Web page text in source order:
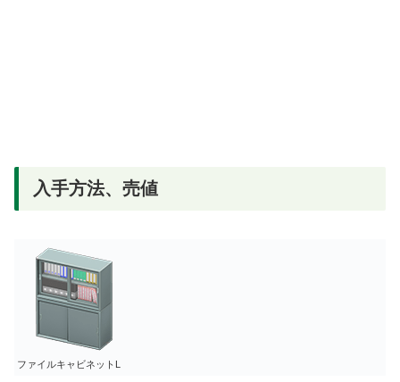
入手方法、売値
ファイルキャビネットL